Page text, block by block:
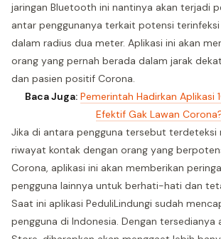
jaringan Bluetooth ini nantinya akan terjadi
antar penggunanya terkait potensi
dalam radius dua meter. Aplikasi ini akan
orang yang pernah berada dalam jarak dekat
dan pasien positif Corona.
Baca Juga: Pemerintah Hadirkan Aplikasi
Efektif Gak Lawan
Jika di antara pengguna tersebut terdeteksi
riwayat kontak dengan orang yang
Corona, aplikasi ini akan memberikan
pengguna lainnya untuk berhati-hati dan
Saat ini aplikasi PeduliLindungi sudah
pengguna di Indonesia. Dengan tersedianya